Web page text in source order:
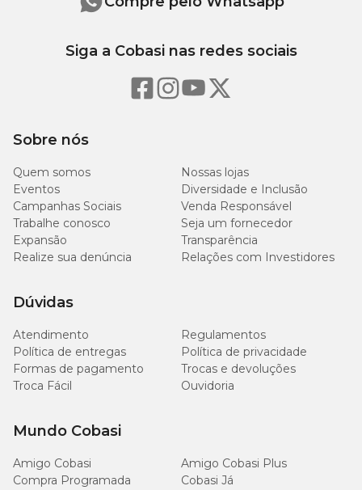
Sobre nós
Quem somos
Nossas lojas
Eventos
Diversidade e Inclusão
Campanhas Sociais
Venda Responsável
Trabalhe conosco
Seja um fornecedor
Expansão
Transparência
Realize sua denúncia
Relações com Investidores
Dúvidas
Atendimento
Regulamentos
Política de entregas
Política de privacidade
Formas de pagamento
Trocas e devoluções
Troca Fácil
Ouvidoria
Mundo Cobasi
Amigo Cobasi
Amigo Cobasi Plus
Compra Programada
Cobasi Já
Siga a Cobasi nas redes sociais